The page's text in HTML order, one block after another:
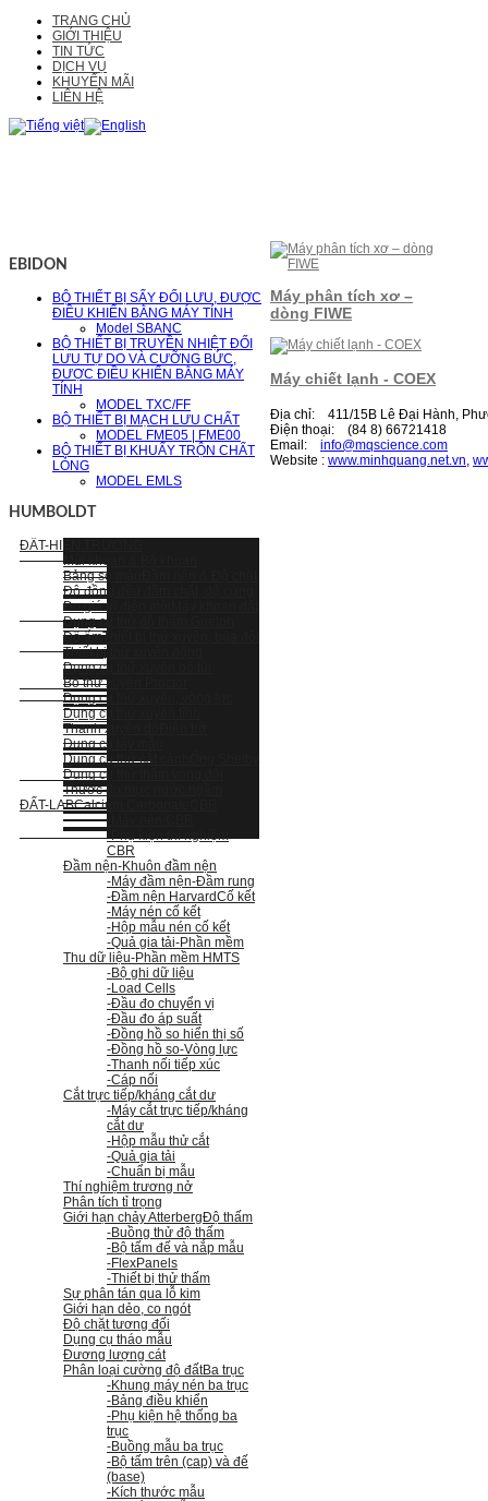
TRANG CHỦ
GIỚI THIỆU
TIN TỨC
DỊCH VỤ
KHUYẾN MÃI
LIÊN HỆ
EBIDON
BỘ THIẾT BỊ SẤY ĐỐI LƯU, ĐƯỢC
ĐIỀU KHIỂN BẰNG MÁY TÍNH
Model SBANC
BỘ THIẾT BỊ TRUYỀN NHIỆT ĐỐI
LƯU TỰ DO VÀ CƯỠNG BỨC,
ĐƯỢC ĐIỀU KHIỂN BẰNG MÁY
TÍNH
MODEL TXC/FF
BỘ THIẾT BỊ MẠCH LƯU CHẤT
MODEL FME05 | FME00
BỘ THIẾT BỊ KHUẤY TRỘN CHẤT
LỎNG
MODEL EMLS
HUMBOLDT
ĐẤT-HIỆN TRƯỜNG
Mũi khoan & Bộ khoan
Bảng so màu
Độ đồng đều đầm chặt, độ cứng
Đo giá trị điện môi
Dụng cụ thử độ thấm Guelph
Độ ẩmThiết bị thử xuyên, búa đôi
Thiết bị thử xuyên động
Dụng cụ thử xuyên bỏ túi
Bộ thử xuyên Proctor
Dụng cụ thử xuyên, vòng lực
Dụng cụ thử xuyên tĩnh
Thanh xuyên dò
Dụng cụ lấy mẫu
Dụng cụ thử cắt cánh
Dụng cụ thử thấm vòng đôi
Thước đo mực nước ngầm
ĐẤT-LABCalcium Carbonate
-Phụ kiện thí nghiệm
CBR
Đầm nện-Khuôn đầm nện
-Máy đầm nện-Đầm rung
-Đầm nện HarvardCố kết
-Máy nén cố kết
-Hộp mẫu nén cố kết
-Quả gia tải-Phần mềm
Thu dữ liệu-Phần mềm HMTS
-Bộ ghi dữ liệu
-Load Cells
-Đầu đo chuyển vị
-Đầu đo áp suất
-Đồng hồ so hiển thị số
-Đồng hồ so-Vòng lực
-Thanh nối tiếp xúc
-Cáp nối
Cắt trực tiếp/kháng cắt dư
-Máy cắt trực tiếp/kháng
cắt dư
-Hộp mẫu thử cắt
-Quả gia tải
-Chuẩn bị mẫu
Thí nghiệm trương nở
Phân tích tỉ trọng
Giới hạn chảy AtterbergĐộ thấm
-Buồng thử độ thấm
-Bộ tấm đế và nắp mẫu
-FlexPanels
-Thiết bị thử thấm
Sự phân tán qua lỗ kim
Giới hạn dẻo, co ngót
Độ chặt tương đối
Dụng cụ tháo mẫu
Đương lượng cát
Phân loại cường độ đấtBa trục
-Khung máy nén ba trục
-Bảng điều khiển
-Phụ kiện hệ thống ba
trục
-Buồng mẫu ba trục
-Bộ tấm trên (cap) và đế
(base)
-Kích thước mẫu
Máy phân tích xơ –
dòng FIWE
Máy chiết lạnh - COEX
Địa chỉ: 411/15B Lê Đại Hành,
Điện thoại: (84 8) 66721418
Email: info@mqscience.com
Website : www.minhquang.net.vn,